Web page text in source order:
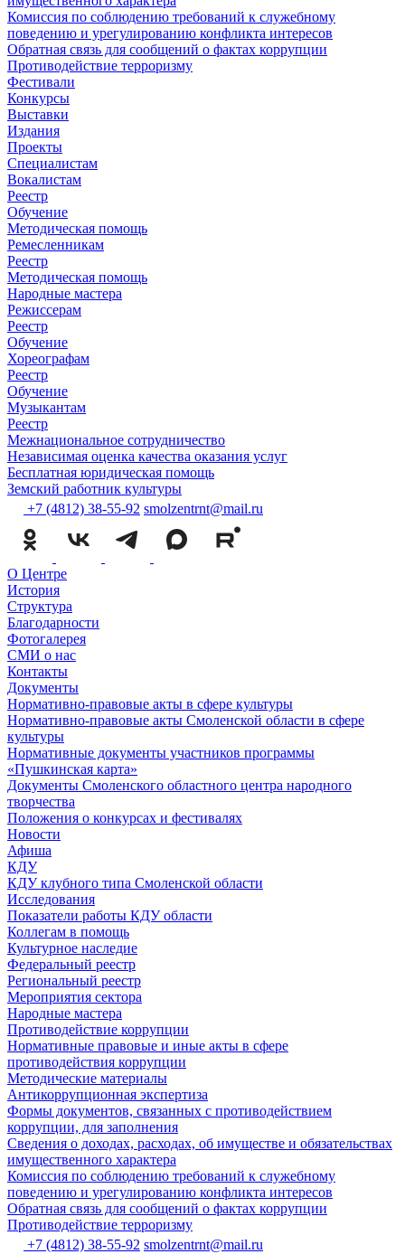
Комиссия по соблюдению требований к служебному
поведению и урегулированию конфликта интересов
Обратная связь для сообщений о фактах коррупции
Противодействие терроризму
Фестивали
Конкурсы
Выставки
Издания
Проекты
Специалистам
Вокалистам
Реестр
Обучение
Методическая помощь
Ремесленникам
Реестр
Методическая помощь
Народные мастера
Режиссерам
Реестр
Обучение
Хореографам
Реестр
Обучение
Музыкантам
Реестр
Межнациональное сотрудничество
Независимая оценка качества оказания услуг
Бесплатная юридическая помощь
Земский работник культуры
+7 (4812) 38-55-92 smolzentrnt@mail.ru
О Центре
История
Структура
Благодарности
Фотогалерея
СМИ о нас
Контакты
Документы
Нормативно-правовые акты в сфере культуры
Нормативно-правовые акты Смоленской области в сфере
культуры
Нормативные документы участников программы
«Пушкинская карта»
Документы Смоленского областного центра народного
творчества
Положения о конкурсах и фестивалях
Новости
Афиша
КДУ
КДУ клубного типа Смоленской области
Исследования
Показатели работы КДУ области
Коллегам в помощь
Культурное наследие
Федеральный реестр
Региональный реестр
Мероприятия сектора
Народные мастера
Противодействие коррупции
Нормативные правовые и иные акты в сфере
противодействия коррупции
Методические материалы
Антикоррупционная экспертиза
Формы документов, связанных с противодействием
коррупции, для заполнения
Сведения о доходах, расходах, об имуществе и обязательствах
имущественного характера
Комиссия по соблюдению требований к служебному
поведению и урегулированию конфликта интересов
Обратная связь для сообщений о фактах коррупции
Противодействие терроризму
+7 (4812) 38-55-92 smolzentrnt@mail.ru